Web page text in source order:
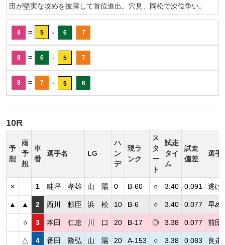
田が堅実な攻めを披露して首位進出。穴見、岡松で次位争い。
8 = 5 - 6 7
8 = 6 - 5 7
8 = 7 - 5 6
10R
予
想
雨
予
想
車
番
選手名 LG
ハ
ン
デ
現ラ
ンク
ス
タ
ー
ト
試走
タイ
ム
試走
偏差
選手
× 1 畦坪 孝雄 山 陽 0 B-60 ○ 3.40 0.091 逃げ
▲ ▲ 2 西川 頼臣 浜 松 10 B-6 ○ 3.40 0.077 早め
○ 3 本田 仁恵 川 口 20 B-17 ◎ 3.38 0.077 前団
△ 4 番田 隆弘 山 陽 20 A-153 ○ 3.38 0.083 良走